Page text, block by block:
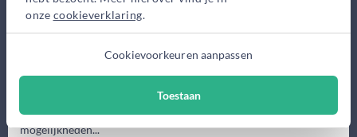
onze cookieverklaring.
Cookievoorkeuren aanpassen
Toestaan
We doen het samen. Dat is waar ik voor ga. Ik luister goed naar
wat uw wensen zijn en leg in duidelijke taal uit wat uw
mogelijkheden...